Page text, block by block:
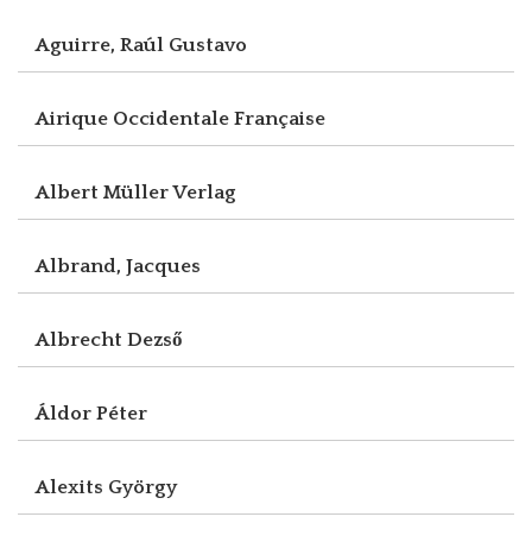
Aguirre, Raúl Gustavo
Airique Occidentale Française
Albert Müller Verlag
Albrand, Jacques
Albrecht Dezső
Áldor Péter
Alexits György